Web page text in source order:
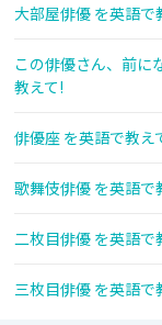
大部屋俳優 を英語で
この俳優さん、前に
教えて!
俳優座 を英語で教え
歌舞伎俳優 を英語で
二枚目俳優 を英語で
三枚目俳優 を英語で